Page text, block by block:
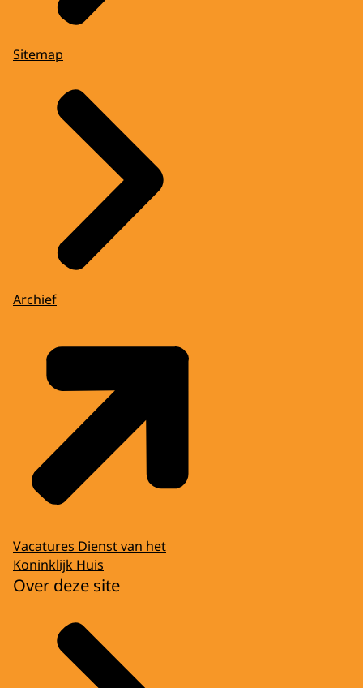
Sitemap
Archief
Vacatures Dienst van het
Koninklijk Huis
Over deze site